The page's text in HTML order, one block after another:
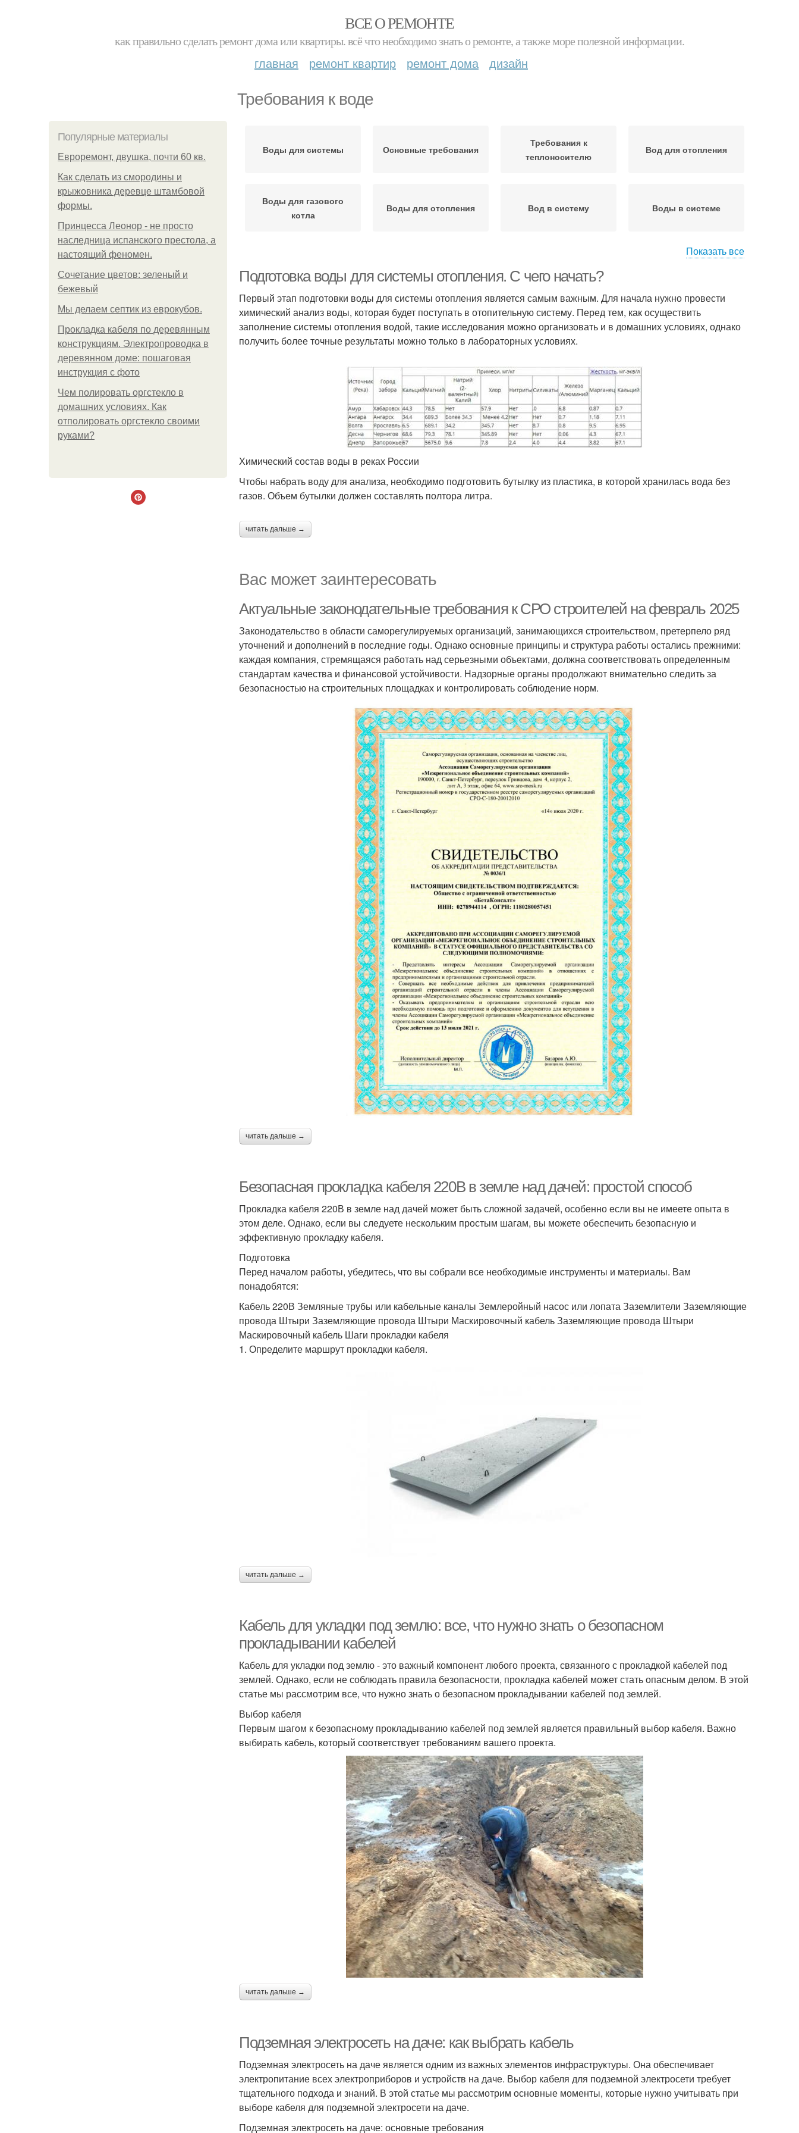
ВСЕ О РЕМОНТЕ
как правильно сделать ремонт дома или квартиры. всё что необходимо знать о ремонте, а также море полезной информации.
главная ремонт квартир ремонт дома дизайн
Требования к воде
Популярные материалы
Евроремонт, двушка, почти 60 кв.
Как сделать из смородины и
крыжовника деревце штамбовой
формы.
Принцесса Леонор - не просто
наследница испанского престола, а
настоящий феномен.
Сочетание цветов: зеленый и
бежевый
Мы делаем септик из еврокубов.
Прокладка кабеля по деревянным
конструкциям. Электропроводка в
деревянном доме: пошаговая
инструкция с фото
Чем полировать оргстекло в
домашних условиях. Как
отполировать оргстекло своими
руками?
Воды для системы Основные требования
Требования к
теплоносителю
Вод для отопления
Воды для газового
котла
Воды для отопления Вод в систему Воды в системе
Показать все
Подготовка воды для системы отопления. С чего начать?
Первый этап подготовки воды для системы отопления является самым важным. Для начала нужно провести
химический анализ воды, которая будет поступать в отопительную систему. Перед тем, как осуществить
заполнение системы отопления водой, такие исследования можно организовать и в домашних условиях, однако
получить более точные результаты можно только в лабораторных условиях.
Химический состав воды в реках России
Чтобы набрать воду для анализа, необходимо подготовить бутылку из пластика, в которой хранилась вода без
газов. Объем бутылки должен составлять полтора литра.
читать дальше →
Вас может заинтересовать
Актуальные законодательные требования к СРО строителей на февраль 2025
Законодательство в области саморегулируемых организаций, занимающихся строительством, претерпело ряд
уточнений и дополнений в последние годы. Однако основные принципы и структура работы остались прежними:
каждая компания, стремящаяся работать над серьезными объектами, должна соответствовать определенным
стандартам качества и финансовой устойчивости. Надзорные органы продолжают внимательно следить за
безопасностью на строительных площадках и контролировать соблюдение норм.
читать дальше →
Безопасная прокладка кабеля 220В в земле над дачей: простой способ
Прокладка кабеля 220В в земле над дачей может быть сложной задачей, особенно если вы не имеете опыта в
этом деле. Однако, если вы следуете нескольким простым шагам, вы можете обеспечить безопасную и
эффективную прокладку кабеля.
Подготовка
Перед началом работы, убедитесь, что вы собрали все необходимые инструменты и материалы. Вам
понадобятся:
Кабель 220В Земляные трубы или кабельные каналы Землеройный насос или лопата Заземлители Заземляющие
провода Штыри Заземляющие провода Штыри Маскировочный кабель Заземляющие провода Штыри
Маскировочный кабель Шаги прокладки кабеля
1. Определите маршрут прокладки кабеля.
читать дальше →
Кабель для укладки под землю: все, что нужно знать о безопасном
прокладывании кабелей
Кабель для укладки под землю - это важный компонент любого проекта, связанного с прокладкой кабелей под
землей. Однако, если не соблюдать правила безопасности, прокладка кабелей может стать опасным делом. В этой
статье мы рассмотрим все, что нужно знать о безопасном прокладывании кабелей под землей.
Выбор кабеля
Первым шагом к безопасному прокладыванию кабелей под землей является правильный выбор кабеля. Важно
выбирать кабель, который соответствует требованиям вашего проекта.
читать дальше →
Подземная электросеть на даче: как выбрать кабель
Подземная электросеть на даче является одним из важных элементов инфраструктуры. Она обеспечивает
электропитание всех электроприборов и устройств на даче. Выбор кабеля для подземной электросети требует
тщательного подхода и знаний. В этой статье мы рассмотрим основные моменты, которые нужно учитывать при
выборе кабеля для подземной электросети на даче.
Подземная электросеть на даче: основные требования